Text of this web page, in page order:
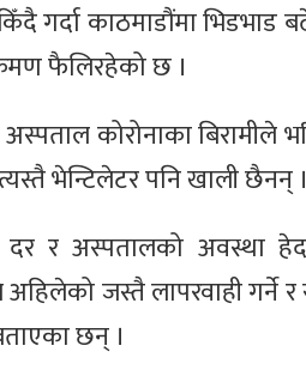
गर्दा काठमाडौंमा
फ‍ैलिरहेको छ ।
कोरोनाका
भेन्टिलेटर पनि खाली छैनन् ।
र अस्पतालको अवस्था
अहिलेको जस्तै लापरवाही गर्ने
छन् ।